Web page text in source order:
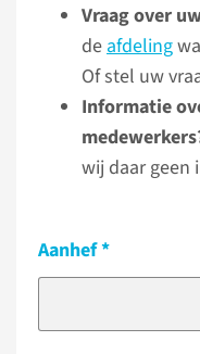
Vraag over
deafdeling
Of stel uw
Informatie
wij daar geen
Aanhef